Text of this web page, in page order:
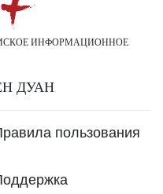
ИНФОРМАЦИОННОЕ
ДУАН
пользования